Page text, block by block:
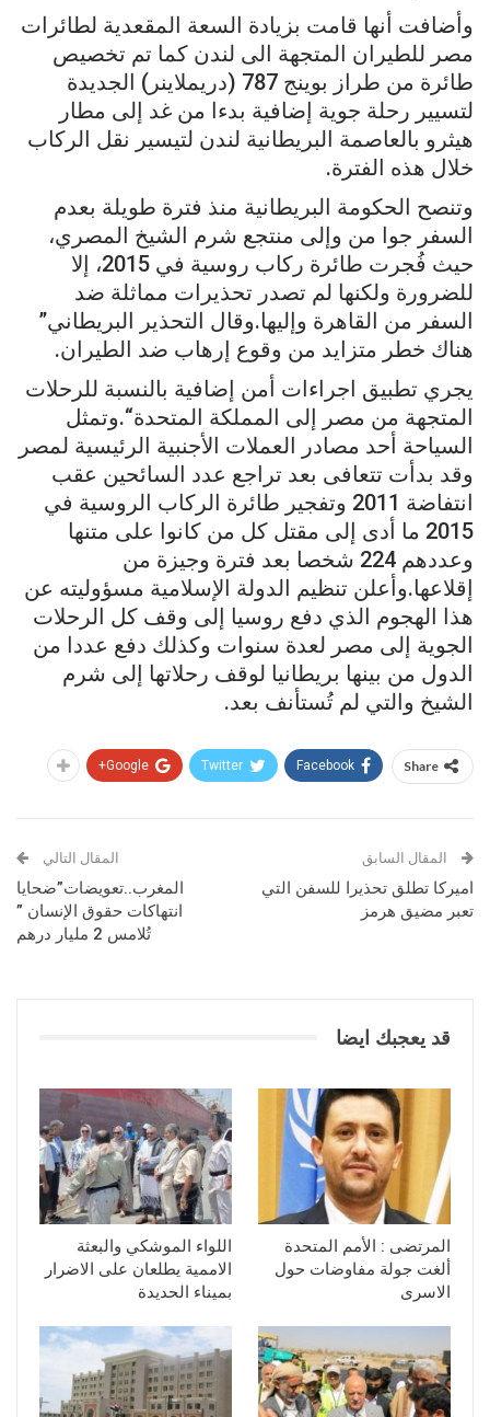
وأضافت أنها قامت بزيادة السعة المقعدية لطائرات
مصر للطيران المتجهة الى لندن كما تم تخصيص
طائرة من طراز بوينج 787 (دريملاينر) الجديدة
لتسيير رحلة جوية إضافية بدءا من غد إلى مطار
هيثرو بالعاصمة البريطانية لندن لتيسير نقل الركاب
خلال هذه الفترة.
وتنصح الحكومة البريطانية منذ فترة طويلة بعدم
السفر جوا من وإلى منتجع شرم الشيخ المصري،
حيث فُجرت طائرة ركاب روسية في 2015، إلا
للضرورة ولكنها لم تصدر تحذيرات مماثلة ضد
السفر من القاهرة وإليها.وقال التحذير البريطاني”
هناك خطر متزايد من وقوع إرهاب ضد الطيران.
يجري تطبيق اجراءات أمن إضافية بالنسبة للرحلات
المتجهة من مصر إلى المملكة المتحدة“.وتمثل
السياحة أحد مصادر العملات الأجنبية الرئيسية لمصر
وقد بدأت تتعافى بعد تراجع عدد السائحين عقب
انتفاضة 2011 وتفجير طائرة الركاب الروسية في
2015 ما أدى إلى مقتل كل من كانوا على متنها
وعددهم 224 شخصا بعد فترة وجيزة من
إقلاعها.وأعلن تنظيم الدولة الإسلامية مسؤوليته عن
هذا الهجوم الذي دفع روسيا إلى وقف كل الرحلات
الجوية إلى مصر لعدة سنوات وكذلك دفع عددا من
الدول من بينها بريطانيا لوقف رحلاتها إلى شرم
الشيخ والتي لم تُستأنف بعد.
Share
Facebook
Twitter
Google+
المقال السابق
اميركا تطلق تحذيرا للسفن التي
تعبر مضيق هرمز
المقال التالي
المغرب..تعويضات”ضحايا
انتهاكات حقوق الإنسان ”
تُلامس 2 مليار درهم
قد يعجبك ايضا
المرتضى : الأمم المتحدة
ألغت جولة مفاوضات حول
الاسرى
اللواء الموشكي والبعثة
الاممية يطلعان على الاضرار
بميناء الحديدة